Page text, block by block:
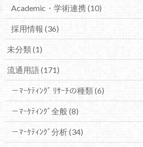
Academic・学術連携(10)
採用情報 (36)
未分類(1)
流通用語(171)
－ﾏｰｹﾃｨﾝｸﾞ ﾘｻｰﾁの種類(6)
－ﾏｰｹﾃｨﾝｸﾞ全般(8)
－ﾏｰｹﾃｨﾝｸﾞ分析(34)